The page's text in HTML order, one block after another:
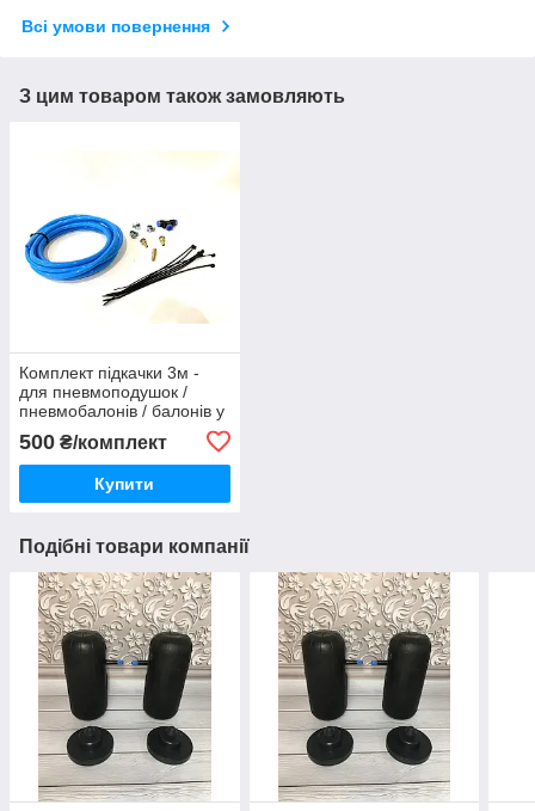
Всі умови повернення
З цим товаром також замовляють
Комплект підкачки 3м -
для пневмоподушок /
пневмобалонів / балонів у
500 ₴/комплект
Купити
Подібні товари компанії